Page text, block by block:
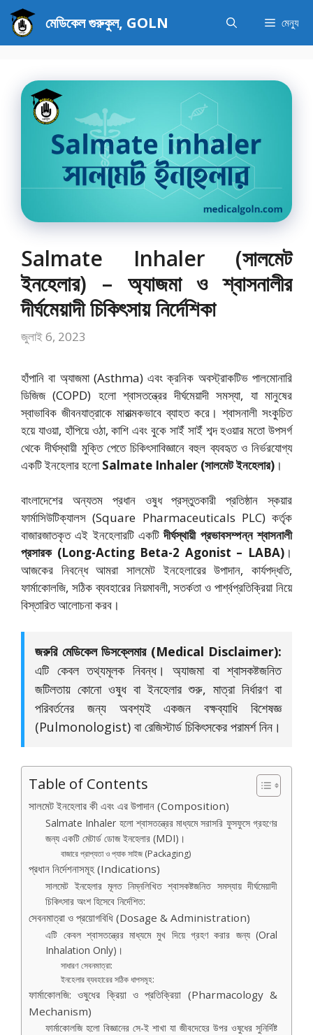
এড়িেয়
লেখায়
যান
মেডিকেল গুরুকুল, GOLN মেন্যু
Salmate Inhaler (সালমেট
ইনহেলার) – অ্যাজমা ও শ্বাসনালীর
দীর্ঘমেয়াদী চিকিৎসায় নির্দেশিকা
জুলাই 6, 2023
হাঁপানি বা অ্যাজমা (Asthma) এবং ক্রনিক অবস্ট্রাকটিভ পালমোনারি
ডিজিজ (COPD) হলো শ্বাসতন্ত্রের দীর্ঘমেয়াদী সমস্যা, যা মানুষের
স্বাভাবিক জীবনযাত্রাকে মারাত্মকভাবে ব্যাহত করে। শ্বাসনালী সংকুচিত
হয়ে যাওয়া, হাঁপিয়ে ওঠা, কাশি এবং বুকে সাইঁ সাইঁ শব্দ হওয়ার মতো উপসর্গ
থেকে দীর্ঘস্থায়ী মুক্তি পেতে চিকিৎসাবিজ্ঞানে বহুল ব্যবহৃত ও নির্ভরযোগ্য
একটি ইনহেলার হলোSalmate Inhaler (সালমেট ইনহেলার) ।
বাংলাদেশের অন্যতম প্রধান ওষুধ প্রস্তুতকারী প্রতিষ্ঠান স্কয়ার
ফার্মাসিউটিক্যালস (Square Pharmaceuticals PLC) কর্তৃক
বাজারজাতকৃত এই ইনহেলারটি একটিদীর্ঘস্থায়ী প্রভাবসম্পন্ন শ্বাসনালী
প্রসারক (Long-Acting Beta-2 Agonist – LABA) ।
আজকের নিবন্ধে আমরা সালমেট ইনহেলারের উপাদান, কার্যপদ্ধতি,
ফার্মাকোলজি, সঠিক ব্যবহারের নিয়মাবলী, সতর্কতা ও পার্শ্বপ্রতিক্রিয়া নিয়ে
বিস্তারিত আলোচনা করব।
জরুরি মেডিকেল ডিসক্লেমার (Medical Disclaimer):
এটি কেবল তথ্যমূলক নিবন্ধ। অ্যাজমা বা শ্বাসকষ্টজনিত
জটিলতায় কোনো ওষুধ বা ইনহেলার শুরু, মাত্রা নির্ধারণ বা
পরিবর্তনের জন্য অবশ্যই একজন বক্ষব্যাধি বিশেষজ্ঞ
(Pulmonologist) বা রেজিস্টার্ড চিকিৎসকের পরামর্শ নিন।
Table of Contents
সালমেট ইনহেলার কী এবং এর উপাদান (Composition)
Salmate Inhaler হলো শ্বাসতন্ত্রের মাধ্যমে সরাসরি ফুসফুসে গ্রহণের
জন্য একটি মেটার্ড ডোজ ইনহেলার (MDI)।
বাজারে প্রাপ্যতা ও প্যাক সাইজ (Packaging)
প্রধান নির্দেশনাসমূহ (Indications)
সালমেট ইনহেলার মূলত নিম্নলিখিত শ্বাসকষ্টজনিত সমস্যায় দীর্ঘমেয়াদী
চিকিৎসার অংশ হিসেবে নির্দেশিত:
সেবনমাত্রা ও প্রয়োগবিধি (Dosage & Administration)
এটি কেবল শ্বাসতন্ত্রের মাধ্যমে মুখ দিয়ে গ্রহণ করার জন্য (Oral
Inhalation Only)।
সাধারণ সেবনমাত্রা:
ইনহেলার ব্যবহারের সঠিক ধাপসমূহ:
ফার্মাকোলজি: ওষুধের ক্রিয়া ও প্রতিক্রিয়া (Pharmacology &
Mechanism)
ফার্মাকোলজি হলো বিজ্ঞানের সে-ই শাখা যা জীবদেহের উপর ওষুধের সুনির্দিষ্ট